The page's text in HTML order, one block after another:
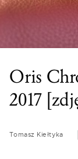
Oris
2017
Tomasz Kiełtyka